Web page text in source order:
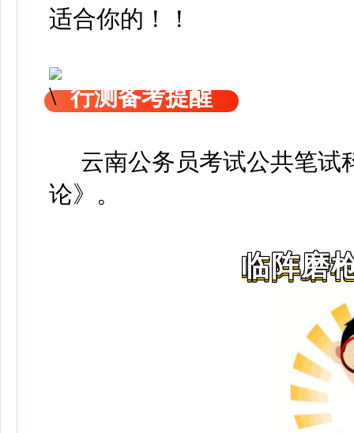
适合你的！！
行测备考提醒
云南公务员考试公共笔试
论》 。
临阵磨